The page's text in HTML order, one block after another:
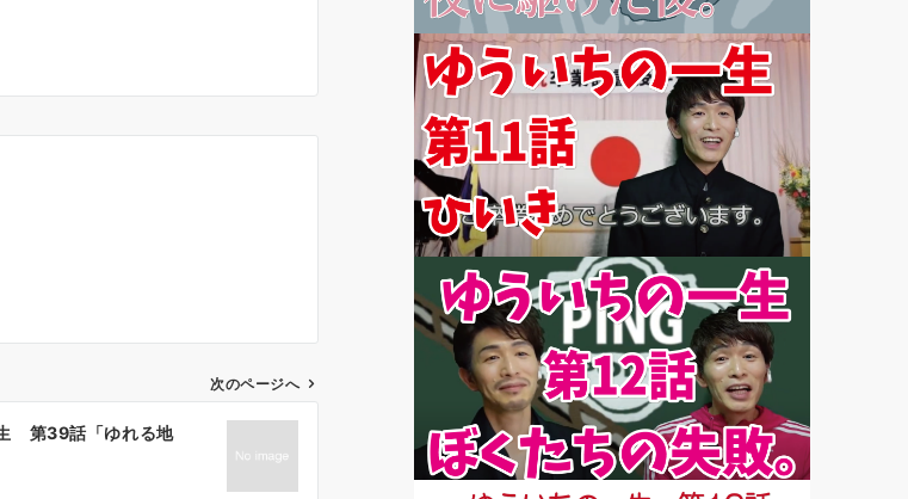
次のページへ
第39話「ゆれる地